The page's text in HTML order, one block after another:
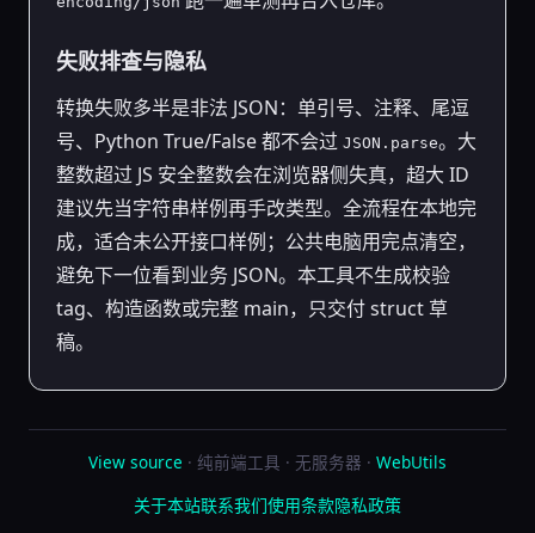
失败排查与隐私
转换失败多半是非法 JSON：单引号、注释、尾逗
号、Python True/False 都不会过JSON.parse。大
整数超过 JS 安全整数会在浏览器侧失真，超大 ID
建议先当字符串样例再手改类型。全流程在本地完
成，适合未公开接口样例；公共电脑用完点清空，
避免下一位看到业务 JSON。本工具不生成校验
tag、构造函数或完整 main，只交付 struct 草
稿。
View source · 纯前端工具 · 无服务器 · WebUtils
关于本站联系我们使用条款隐私政策